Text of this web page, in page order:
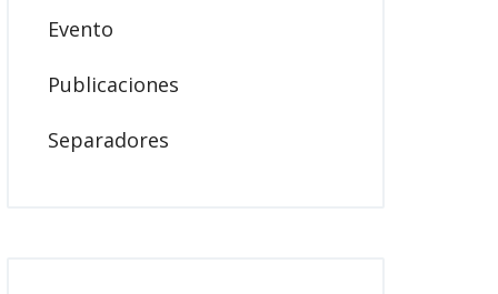
Evento
Publicaciones
Separadores